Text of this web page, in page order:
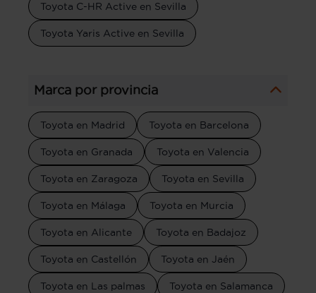
Toyota C-HR Active en Sevilla
Toyota Yaris Active en Sevilla
Marca por provincia
Toyota en Madrid Toyota en Barcelona
Toyota en Granada Toyota en Valencia
Toyota en Zaragoza Toyota en Sevilla
Toyota en Málaga Toyota en Murcia
Toyota en Alicante Toyota en Badajoz
Toyota en Castellón Toyota en Jaén
Toyota en Las palmas Toyota en Salamanca